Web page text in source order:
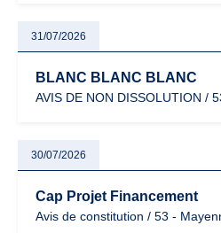
31/07/2026
BLANC BLANC BLANC
AVIS DE NON DISSOLUTION /
30/07/2026
Cap Projet Financement
Avis de constitution / 53 -